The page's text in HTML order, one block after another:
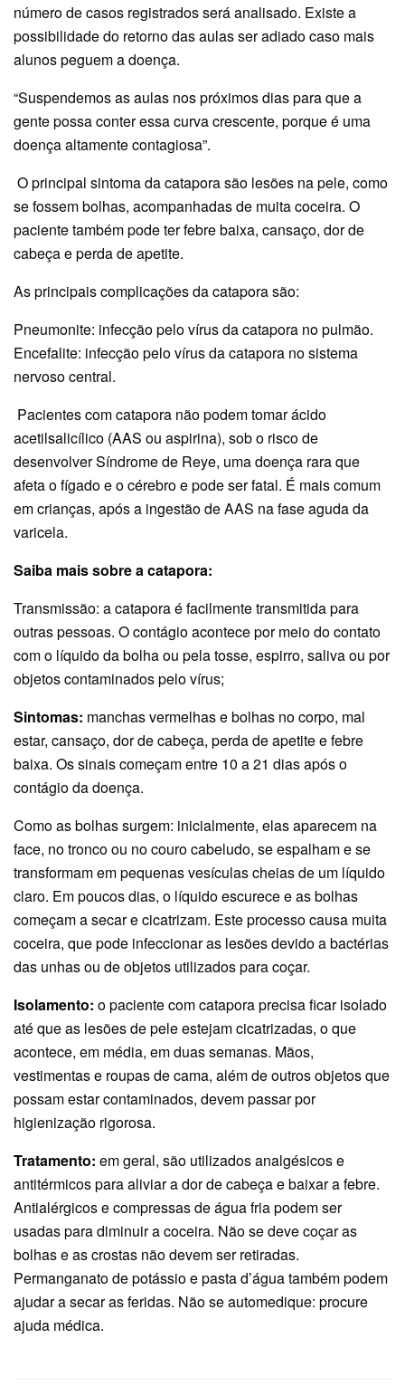
número de casos registrados será analisado. Existe a
possibilidade do retorno das aulas ser adiado caso mais
alunos peguem a doença.
“Suspendemos as aulas nos próximos dias para que a
gente possa conter essa curva crescente, porque é uma
doença altamente contagiosa”.
O principal sintoma da catapora são lesões na pele, como
se fossem bolhas, acompanhadas de muita coceira. O
paciente também pode ter febre baixa, cansaço, dor de
cabeça e perda de apetite.
As principais complicações da catapora são:
Pneumonite: infecção pelo vírus da catapora no pulmão.
Encefalite: infecção pelo vírus da catapora no sistema
nervoso central.
Pacientes com catapora não podem tomar ácido
acetilsalicílico (AAS ou aspirina), sob o risco de
desenvolver Síndrome de Reye, uma doença rara que
afeta o fígado e o cérebro e pode ser fatal. É mais comum
em crianças, após a ingestão de AAS na fase aguda da
varicela.
Saiba mais sobre a catapora:
Transmissão: a catapora é facilmente transmitida para
outras pessoas. O contágio acontece por meio do contato
com o líquido da bolha ou pela tosse, espirro, saliva ou por
objetos contaminados pelo vírus;
Sintomas: manchas vermelhas e bolhas no corpo, mal
estar, cansaço, dor de cabeça, perda de apetite e febre
baixa. Os sinais começam entre 10 a 21 dias após o
contágio da doença.
Como as bolhas surgem: inicialmente, elas aparecem na
face, no tronco ou no couro cabeludo, se espalham e se
transformam em pequenas vesículas cheias de um líquido
claro. Em poucos dias, o líquido escurece e as bolhas
começam a secar e cicatrizam. Este processo causa muita
coceira, que pode infeccionar as lesões devido a bactérias
das unhas ou de objetos utilizados para coçar.
Isolamento: o paciente com catapora precisa ficar isolado
até que as lesões de pele estejam cicatrizadas, o que
acontece, em média, em duas semanas. Mãos,
vestimentas e roupas de cama, além de outros objetos que
possam estar contaminados, devem passar por
higienização rigorosa.
Tratamento: em geral, são utilizados analgésicos e
antitérmicos para aliviar a dor de cabeça e baixar a febre.
Antialérgicos e compressas de água fria podem ser
usadas para diminuir a coceira. Não se deve coçar as
bolhas e as crostas não devem ser retiradas.
Permanganato de potássio e pasta d’água também podem
ajudar a secar as feridas. Não se automedique: procure
ajuda médica.